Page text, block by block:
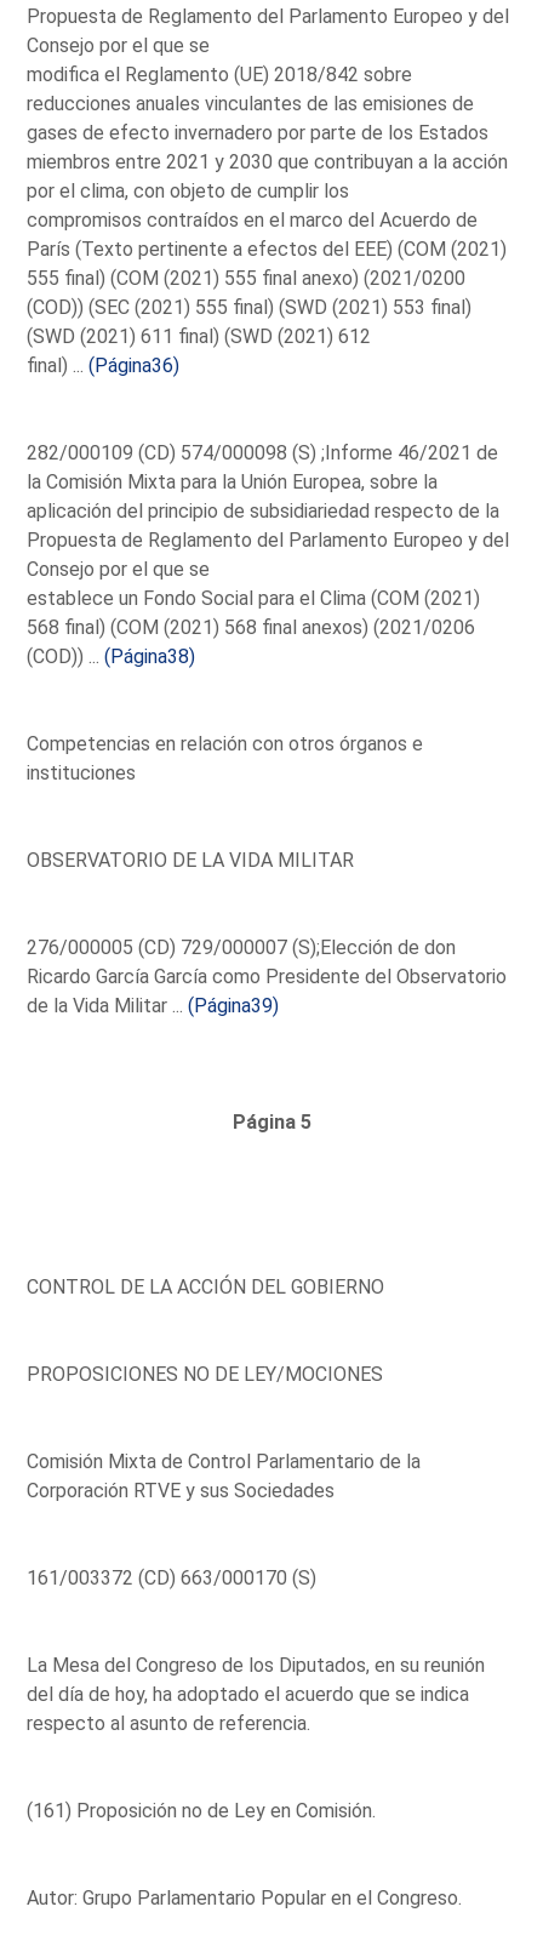
Propuesta de Reglamento del Parlamento Europeo y del
Consejo por el que se
modifica el Reglamento (UE) 2018/842 sobre
reducciones anuales vinculantes de las emisiones de
gases de efecto invernadero por parte de los Estados
miembros entre 2021 y 2030 que contribuyan a la acción
por el clima, con objeto de cumplir los
compromisos contraídos en el marco del Acuerdo de
París (Texto pertinente a efectos del EEE) (COM (2021)
555 final) (COM (2021) 555 final anexo) (2021/0200
(COD)) (SEC (2021) 555 final) (SWD (2021) 553 final)
(SWD (2021) 611 final) (SWD (2021) 612
final) ...(Página36)
282/000109 (CD) 574/000098 (S) ;Informe 46/2021 de
la Comisión Mixta para la Unión Europea, sobre la
aplicación del principio de subsidiariedad respecto de la
Propuesta de Reglamento del Parlamento Europeo y del
Consejo por el que se
establece un Fondo Social para el Clima (COM (2021)
568 final) (COM (2021) 568 final anexos) (2021/0206
(COD)) ...(Página38)
Competencias en relación con otros órganos e
instituciones
OBSERVATORIO DE LA VIDA MILITAR
276/000005 (CD) 729/000007 (S);Elección de don
Ricardo García García como Presidente del Observatorio
de la Vida Militar ...(Página39)
Página 5
CONTROL DE LA ACCIÓN DEL GOBIERNO
PROPOSICIONES NO DE LEY/MOCIONES
Comisión Mixta de Control Parlamentario de la
Corporación RTVE y sus Sociedades
161/003372 (CD) 663/000170 (S)
La Mesa del Congreso de los Diputados, en su reunión
del día de hoy, ha adoptado el acuerdo que se indica
respecto al asunto de referencia.
(161) Proposición no de Ley en Comisión.
Autor: Grupo Parlamentario Popular en el Congreso.